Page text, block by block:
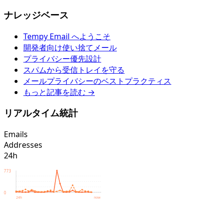
ナレッジベース
Tempy Email へようこそ
開発者向け使い捨てメール
プライバシー優先設計
スパムから受信トレイを守る
メールプライバシーのベストプラクティス
もっと記事を読む →
リアルタイム統計
Emails
Addresses
24h
773
0
24h now